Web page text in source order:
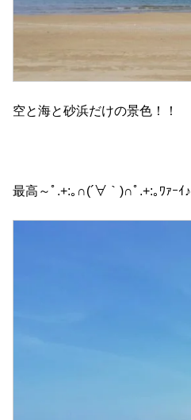
空と海と砂浜だけの景色！！
最高～ﾟ.+:｡∩(´∀｀)∩ﾟ.+:｡ﾜｧｰｲ♪